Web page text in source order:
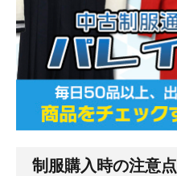
制服購入時の注意点